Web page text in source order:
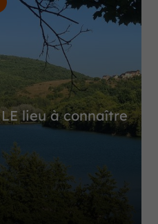
lieu à connaître